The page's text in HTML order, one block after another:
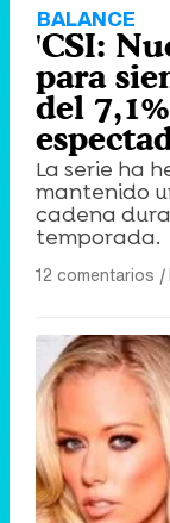
BALANCE
'CSI:
para
del
La serie ha
mantenido
cadena
temporada.
12 comentarios |